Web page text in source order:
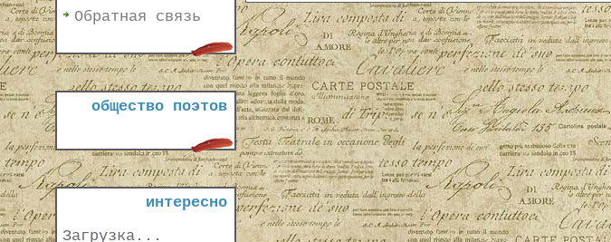
Обратная связь
общество поэтов
интересно
Загрузка...